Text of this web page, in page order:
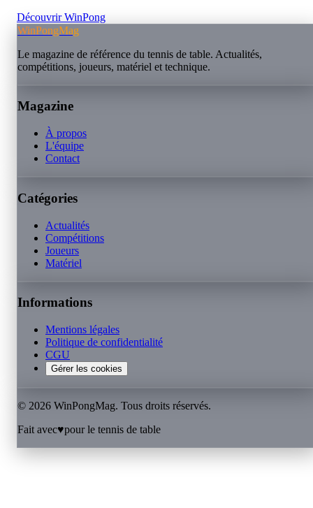
Découvrir WinPong
WinPongMag
Le magazine de référence du tennis de table. Actualités,
compétitions, joueurs, matériel et technique.
Magazine
À propos
L'équipe
Contact
Catégories
Actualités
Compétitions
Joueurs
Matériel
Informations
Mentions légales
Politique de confidentialité
CGU
Gérer les cookies
© 2026 WinPongMag. Tous droits réservés.
Fait avec♥pour le tennis de table